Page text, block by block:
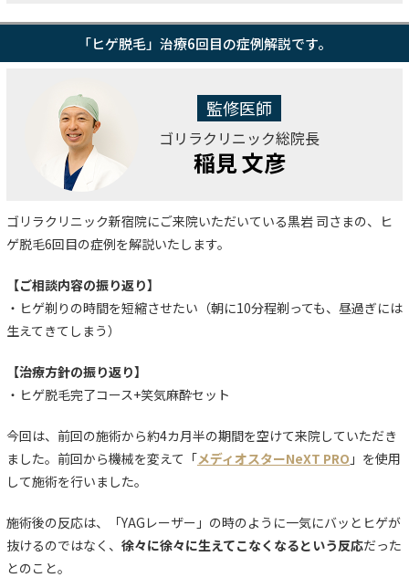
「ヒゲ脱毛」治療6回目の症例解説です。
監修医師
ゴリラクリニック総院長
稲見 文彦
ゴリラクリニック新宿院にご来院いただいている黒岩 司さまの、ヒ
ゲ脱毛6回目の症例を解説いたします。
【ご相談内容の振り返り】
・ヒゲ剃りの時間を短縮させたい（朝に10分程剃っても、昼過ぎには
生えてきてしまう）
【治療方針の振り返り】
・ヒゲ脱毛完了コース+笑気麻酔セット
今回は、前回の施術から約4カ月半の期間を空けて来院していただき
ました。前回から機械を変えて「メディオスターNeXT PRO 」を使用
して施術を行いました。
施術後の反応は、「YAGレーザー」の時のように一気にバッとヒゲが
抜けるのではなく、 徐々に徐々に生えてこなくなるという反応だった
とのこと。